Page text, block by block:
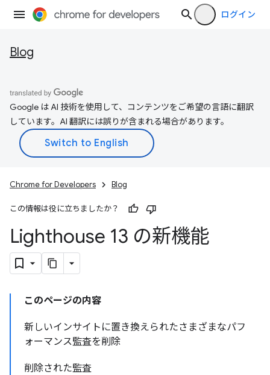
ログイン
Blog
Google は AI 技術を使用して、コンテンツをご希望の言語に翻訳
しています。AI 翻訳には誤りが含まれる場合があります。
Chrome for Developers Blog
この情報は役に立ちましたか？
Lighthouse 13 の新機能
このページの内容
新しいインサイトに置き換えられたさまざまなパフ
ォーマンス監査を削除
削除された監査